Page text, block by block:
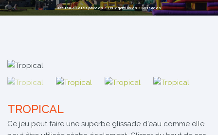
Accueil/Fêtes privées/Jeux gonflables/Glissades
TROPICAL
Ce jeu peut faire une superbe glissade d'eau comme elle